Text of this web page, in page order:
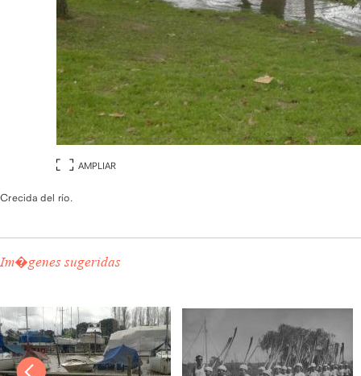
AMPLIAR
Crecida del río.
Im�genes sugeridas